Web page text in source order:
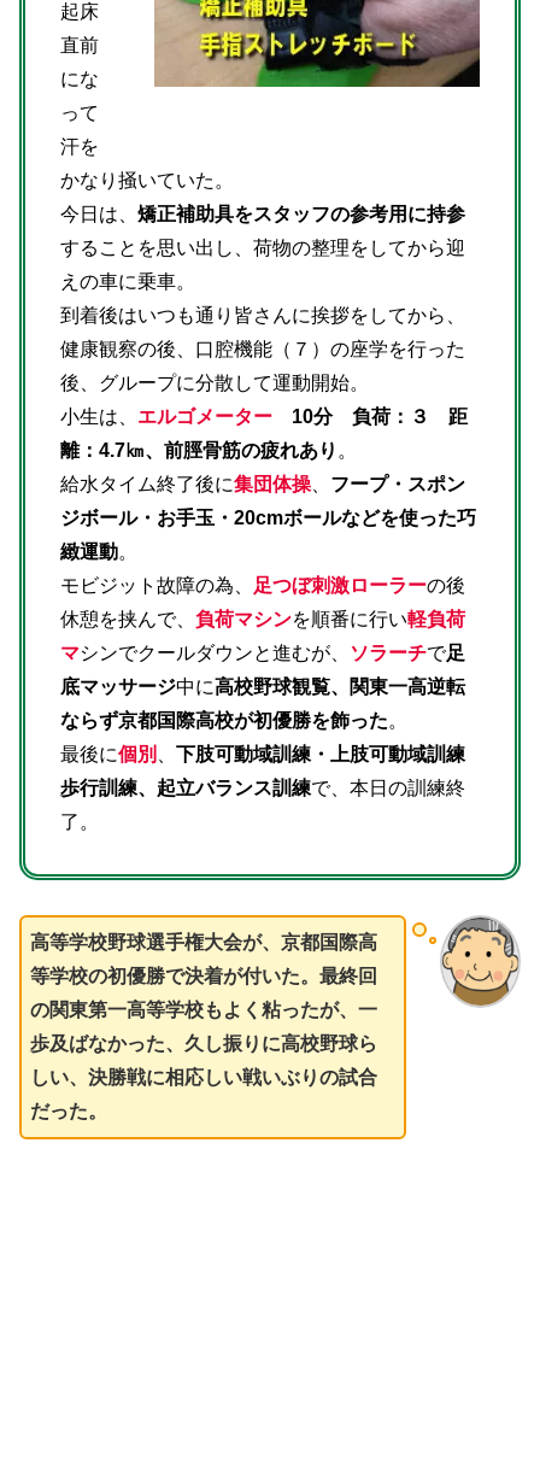
起床
直前
にな
って
汗を
かなり掻いていた。
今日は、 矯正補助具をスタッフの参考用に持参
することを思い出し、荷物の整理をしてから迎
えの車に乗車。
到着後はいつも通り皆さんに挨拶をしてから、
健康観察の後、口腔機能（７）の座学を行った
後、グループに分散して運動開始。
小生は、 エルゴメーター
10分 負荷：３ 距
離：4.7㎞、前脛骨筋の疲れあり 。
給水タイム終了後に集団体操、 フープ・スポン
ジボール・お手玉・20cmボールなどを使った巧
緻運動。
モビジット故障の為、 足つぼ刺激ローラーの後
休憩を挟んで、 負荷マシンを順番に行い軽負荷
マシンでクールダウンと進むが、 ソラーチで足
底マッサージ中に高校野球観覧、関東一高逆転
ならず京都国際高校が初優勝を飾った。
最後に個別 、 下肢可動域訓練・上肢可動域訓練
歩行訓練、起立バランス訓練で、本日の訓練終
了。
高等学校野球選手権大会が、京都国際高
等学校の初優勝で決着が付いた。最終回
の関東第一高等学校もよく粘ったが、一
歩及ばなかった、久し振りに高校野球ら
しい、決勝戦に相応しい戦いぶりの試合
だった。